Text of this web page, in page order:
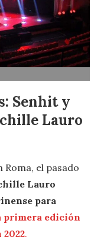
Senhit y
Lauro
el pasado
Lauro
para
primera edición
.